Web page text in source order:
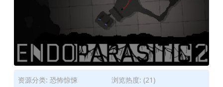
资源分类: 恐怖惊悚
浏览热度: (21)